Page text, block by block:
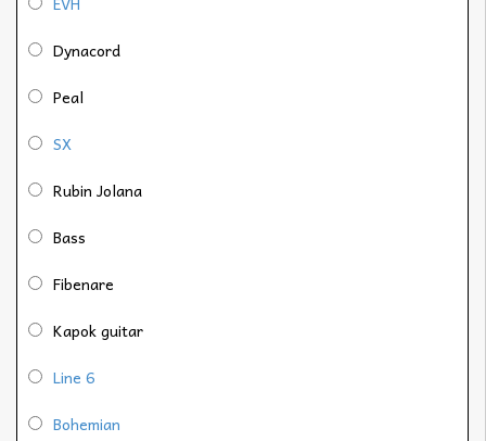
Dynacord
Peal
SX
Rubin Jolana
Bass
Fibenare
Kapok guitar
Line 6
Bohemian